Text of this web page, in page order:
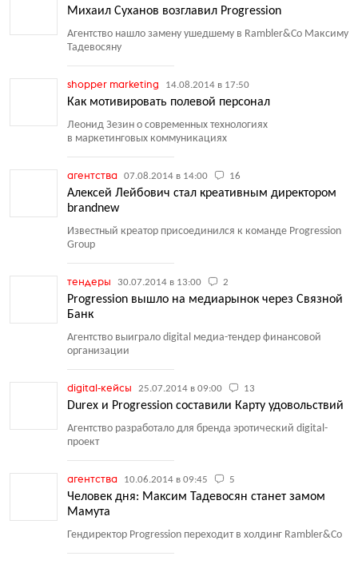
Михаил Суханов возглавил Progression
Агентство нашло замену ушедшему в Rambler&Co Максиму
Тадевосяну
shopper marketing 14.08.2014 в 17:50
Как мотивировать полевой персонал
Леонид Зезин о современных технологиях
в маркетинговых коммуникациях
агентства 07.08.2014 в 14:00 16
Алексей Лейбович стал креативным директором
brandnew
Известный креатор присоединился к команде Progression
Group
тендеры 30.07.2014 в 13:00 2
Progression вышло на медиарынок через Связной
Банк
Агентство выиграло digital медиа-тендер финансовой
организации
digital-кейсы 25.07.2014 в 09:00 13
Durex и Progression составили Карту удовольствий
Агентство разработало для бренда эротический digital-
проект
агентства 10.06.2014 в 09:45 5
Человек дня: Максим Тадевосян станет замом
Мамута
Гендиректор Progression переходит в холдинг Rambler&Co